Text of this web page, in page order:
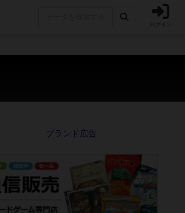
ログイン
加者へのルール説明時間は含まれていないため、初めて
クッキング・海賊同士の対決など、ゲームコンセプトを絞
けの絞込機能です。例えば「ダイスロール」はランダ